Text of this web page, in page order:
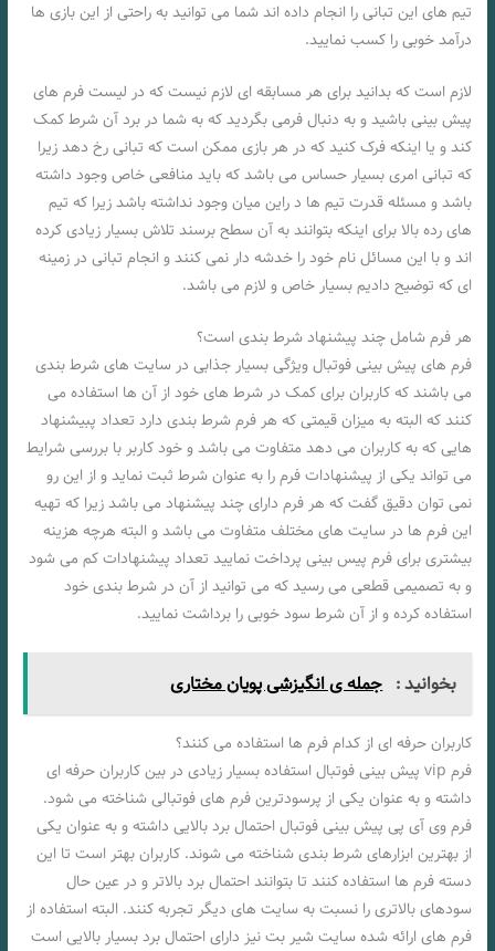
تیم های این تبانی را انجام داده اند شما می توانید به راحتی از این بازی ها
درآمد خوبی را کسب نمایید.
لازم است که بدانید برای هر مسابقه ای لازم نیست که در لیست فرم های
پیش بینی باشید و به دنبال فرمی بگردید که به شما در برد آن شرط کمک
کند و یا اینکه فرک کنید که در هر بازی ممکن است که تبانی رخ دهد زیرا
که تبانی امری بسیار حساس می باشد که باید منافعی خاص وجود داشته
باشد و مسئله قدرت تیم ها د راین میان وجود نداشته باشد زیرا که تیم
های رده بالا برای اینکه بتوانند به آن سطح برسند تلاش بسیار زیادی کرده
اند و با این مسائل نام خود را خدشه دار نمی کنند و انجام تبانی در زمینه
ای که توضیح دادیم بسیار خاص و لازم می باشد.
هر فرم شامل چند پیشنهاد شرط بندی است؟
فرم های پیش بینی فوتبال ویژگی بسیار جذابی در سایت های شرط بندی
می باشند که کاربران برای کمک در شرط های خود از آن ها استفاده می
کنند که البته به میزان قیمتی که هر فرم شرط بندی دارد تعداد پبیشنهاد
هایی که به کاربران می دهد متفاوت می باشد و خود کاربر با بررسی شرایط
می تواند یکی از پیشنهادات فرم را به عنوان شرط ثبت نماید و از این رو
نمی توان دقیق گفت که هر فرم دارای چند پیشنهاد می باشد زیرا که تهیه
این فرم ها در سایت های مختلف متفاوت می باشد و البته هرچه هزینه
بیشتری برای فرم پیس بینی پرداخت نمایید تعداد پیشنهادات کم می شود
و به تصمیمی قطعی می رسید که می توانید از آن در شرط بندی خود
استفاده کرده و از آن شرط سود خوبی را برداشت نمایید.
بخوانید : جمله ی انگیزشی پویان مختاری
کاربران حرفه ای از کدام فرم ها استفاده می کنند؟
فرم vip پیش بینی فوتبال استفاده بسیار زیادی در بین کاربران حرفه ای
داشته و به عنوان یکی از پرسودترین فرم های فوتبالی شناخته می شود.
فرم وی آی پی پیش بینی فوتبال احتمال برد بالایی داشته و به عنوان یکی
از بهترین ابزارهای شرط بندی شناخته می شوند. کاربران بهتر است تا این
دسته فرم ها استفاده کنند تا بتوانند احتمال برد بالاتر و در عین حال
سودهای بالاتری را نسبت به سایت های دیگر تجربه کنند. البته استفاده از
فرم های ارائه شده سایت شیر بت نیز دارای احتمال برد بسیار بالایی است